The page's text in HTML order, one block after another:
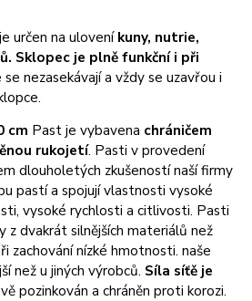
určen na uloveníkuny, nutrie,
Sklopec je plně funkční i při
nezasekávají a vždy se uzavřou i
cm Past je vybavena chráničem
rukojetí. Pasti v provedení
dlouholetých zkušeností naší firmy
pastí a spojují vlastnosti vysoké
vysoké rychlosti a citlivosti. Pasti
z dvakrát silnějších materiálů než
zachování nízké hmotnosti. naše
než u jiných výrobců. Síla síťě je
pozinkován a chráněn proti korozi.